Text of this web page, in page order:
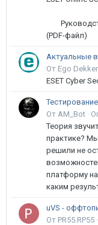
(PDF-файл)
Актуальные
От Ego Dekker
ESET Cyber
От AM_Bot ·
Теория
практике?
решили не
платформу
каким
uVS -
От PR55.RP55 ·